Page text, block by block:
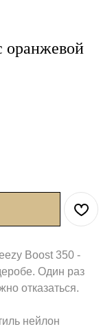
оранжевой
Boost 350 -
Один раз
отказаться.
нейлон